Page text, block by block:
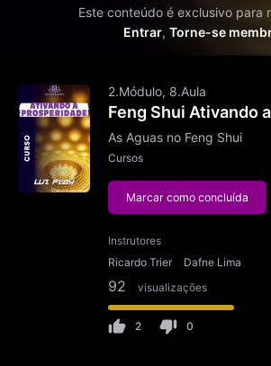
Este conteúdo é exclusivo para
Entrar, Torne-se
2.Módulo, 8.Aula
Feng Shui Ativando
As Aguas no Feng Shui
Cursos
Marcar como concluída
Instrutores
Ricardo Trier
Dafne Lima
92 visualizações
2 0